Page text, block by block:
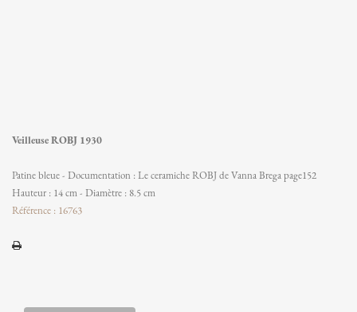
Veilleuse ROBJ 1930
Patine bleue - Documentation : Le ceramiche ROBJ de Vanna Brega page152
Hauteur : 14 cm - Diamètre : 8.5 cm
Référence : 16763